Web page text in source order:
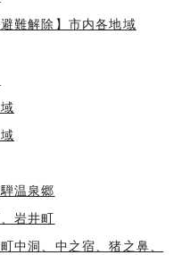
難解除】市内各地域
温泉郷
岩井町
中洞、中之宿、猪之鼻、